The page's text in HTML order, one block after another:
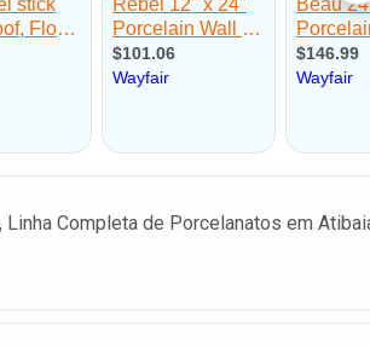
Completa de Porcelanatos em